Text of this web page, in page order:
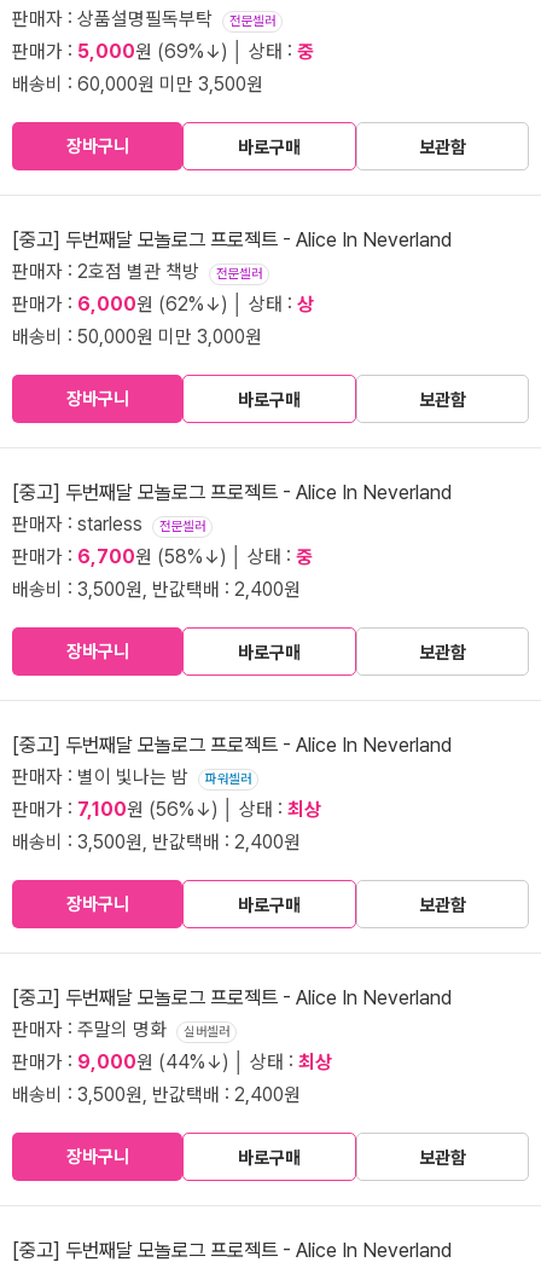
판매자 : 상품설명필독부탁 전문셀러
판매가 : 5,000원 (69%↓) │ 상태 : 중
배송비 : 60,000원 미만 3,500원
장바구니 바로구매 보관함
[중고] 두번째달 모놀로그 프로젝트 - Alice In Neverland
판매자 : 2호점 별관 책방 전문셀러
판매가 : 6,000원 (62%↓) │ 상태 : 상
배송비 : 50,000원 미만 3,000원
장바구니 바로구매 보관함
[중고] 두번째달 모놀로그 프로젝트 - Alice In Neverland
판매자 : starless 전문셀러
판매가 : 6,700원 (58%↓) │ 상태 : 중
배송비 : 3,500원, 반값택배 : 2,400원
장바구니 바로구매 보관함
[중고] 두번째달 모놀로그 프로젝트 - Alice In Neverland
판매자 : 별이 빛나는 밤 파워셀러
판매가 : 7,100원 (56%↓) │ 상태 : 최상
배송비 : 3,500원, 반값택배 : 2,400원
장바구니 바로구매 보관함
[중고] 두번째달 모놀로그 프로젝트 - Alice In Neverland
판매자 : 주말의 명화 실버셀러
판매가 : 9,000원 (44%↓) │ 상태 : 최상
배송비 : 3,500원, 반값택배 : 2,400원
장바구니 바로구매 보관함
[중고] 두번째달 모놀로그 프로젝트 - Alice In Neverland